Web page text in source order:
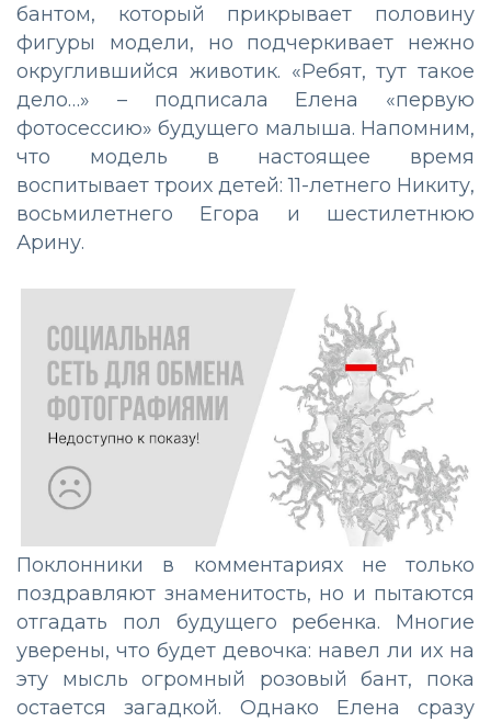
бантом, который прикрывает половину
фигуры модели, но подчеркивает нежно
округлившийся животик. «Ребят, тут такое
дело…» – подписала Елена «первую
фотосессию» будущего малыша. Напомним,
что модель в настоящее время
воспитывает троих детей: 11-летнего Никиту,
восьмилетнего Егора и шестилетнюю
Арину.
Поклонники в комментариях не только
поздравляют знаменитость, но и пытаются
отгадать пол будущего ребенка. Многие
уверены, что будет девочка: навел ли их на
эту мысль огромный розовый бант, пока
остается загадкой. Однако Елена сразу